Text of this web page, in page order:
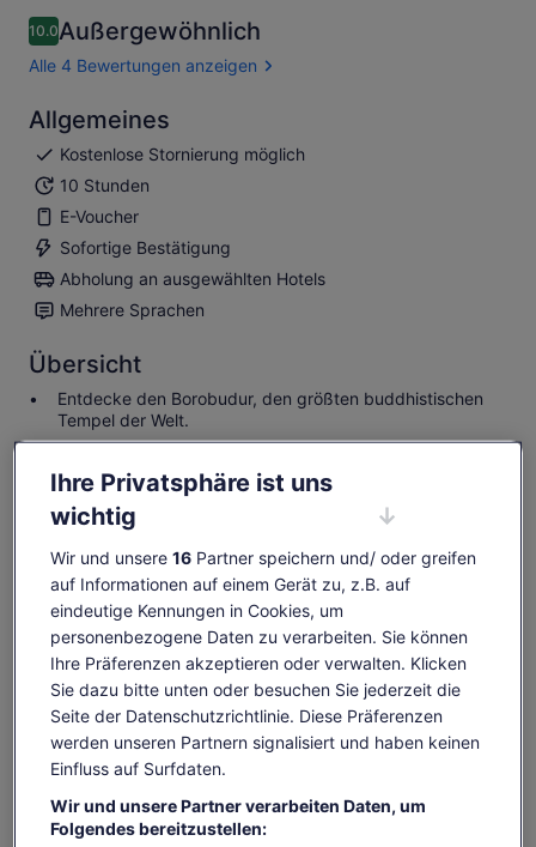
10.010.0 von 10
Außergewöhnlich
Alle 4 Bewertungen anzeigen
Allgemeines
Kostenlose Stornierung möglich
10 Stunden
E-Voucher
Sofortige Bestätigung
Abholung an ausgewählten Hotels
Mehrere Sprachen
Übersicht
Entdecke den Borobudur, den größten buddhistischen
Tempel der Welt.
Tempel in Indonesien.
Erkunde Prambanan als den schönsten Tempel der Welt.
Melde dich bei deinem Konto an und
verdiene OneKeyCash, wenn du eine
Aktivität buchst
Anmelden
Verfügbarkeit prüfen
Daten ändern
Daten
ändern
Ihre Privatsphäre ist uns
wichtig
Wir und unsere 16Partner speichern und/ oder greifen
auf Informationen auf einem Gerät zu, z.B. auf
eindeutige Kennungen in Cookies, um
personenbezogene Daten zu verarbeiten. Sie können
Ihre Präferenzen akzeptieren oder verwalten. Klicken
Sie dazu bitte unten oder besuchen Sie jederzeit die
Seite der Datenschutzrichtlinie. Diese Präferenzen
werden unseren Partnern signalisiert und haben keinen
Einfluss auf Surfdaten.
Wir und unsere Partner verarbeiten Daten, um
Folgendes bereitzustellen: